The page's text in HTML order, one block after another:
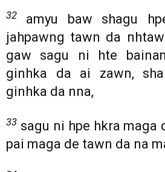
32
amyu baw shagu
jahpawng tawn da
gaw sagu ni hte
ginhka da ai zawn,
ginhka da nna,
33 sagu ni hpe hkra maga
pai maga de tawn da na